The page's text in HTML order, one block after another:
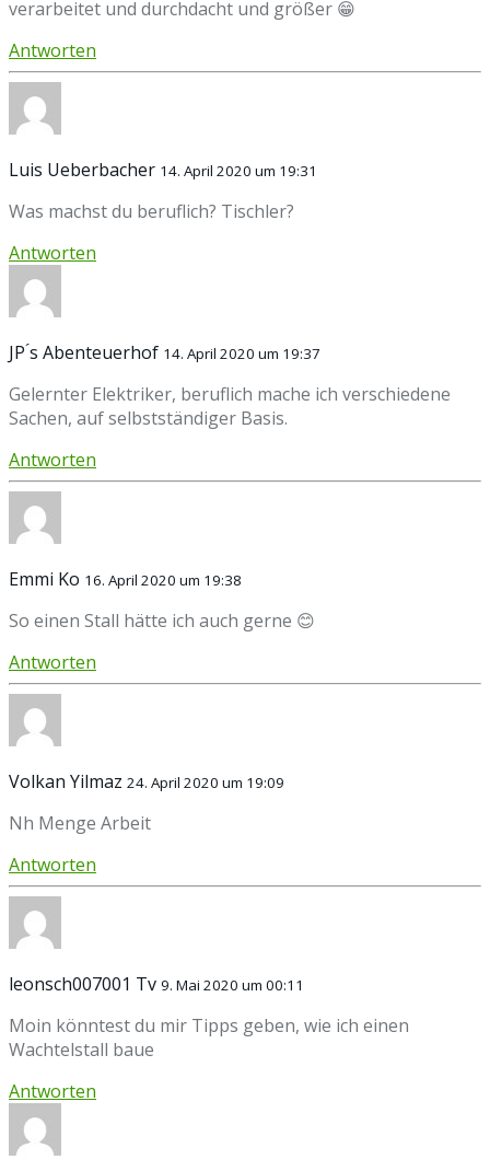
verarbeitet und durchdacht und größer 😁
Antworten
Luis Ueberbacher 14. April 2020 um 19:31
Was machst du beruflich? Tischler?
Antworten
JP ́s Abenteuerhof 14. April 2020 um 19:37
Gelernter Elektriker, beruflich mache ich verschiedene
Sachen, auf selbstständiger Basis.
Antworten
Emmi Ko 16. April 2020 um 19:38
So einen Stall hätte ich auch gerne 😊
Antworten
Volkan Yilmaz 24. April 2020 um 19:09
Nh Menge Arbeit
Antworten
leonsch007001 Tv 9. Mai 2020 um 00:11
Moin könntest du mir Tipps geben, wie ich einen
Wachtelstall baue
Antworten